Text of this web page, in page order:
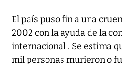
El país puso fin a una
2002 con la ayuda de la
internacional . Se estima
mil personas murieron o